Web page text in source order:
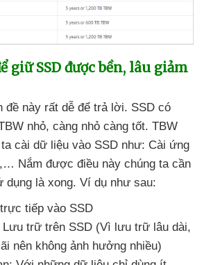
giữ SSD được bền, lâu giảm
đề này rất dễ để trả lời. SSD có
nhỏ, càng nhỏ càng tốt. TBW
cài dữ liệu vào SSD như: Cài ứng
Nắm được điều này chúng ta cần
dụng là xong. Ví dụ như sau:
tiếp vào SSD
Lưu trữ trên SSD (Vì lưu trữ lâu dài,
nên không ảnh hưởng nhiều)